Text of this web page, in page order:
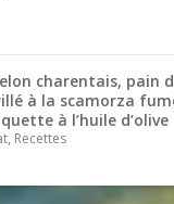
charentais, pain
à la scamorza
à l’huile d’olive
Recettes